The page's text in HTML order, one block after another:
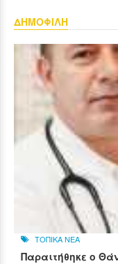
ΔΗΜΟΦΙΛΗ
ΤΟΠΙΚΑ ΝΕΑ
Παραιτήθηκε ο